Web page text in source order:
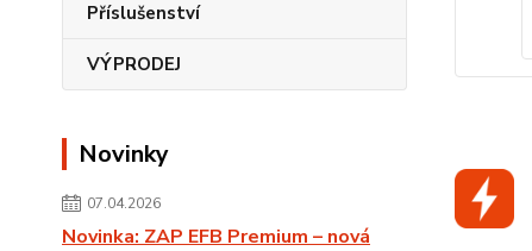
Příslušenství
VÝPRODEJ
Novinky
07.04.2026
Novinka: ZAP EFB Premium – nová